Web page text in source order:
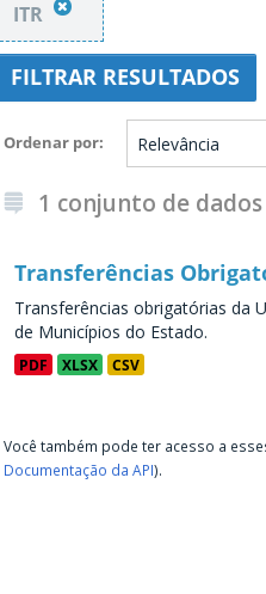
ITR
FILTRAR RESULTADOS
Ordenar por
1 conjunto de
Transferências
Transferências obrigatórias da
de Municípios do Estado.
PDF XLSX CSV
Você também pode ter acesso a
Documentação da API).